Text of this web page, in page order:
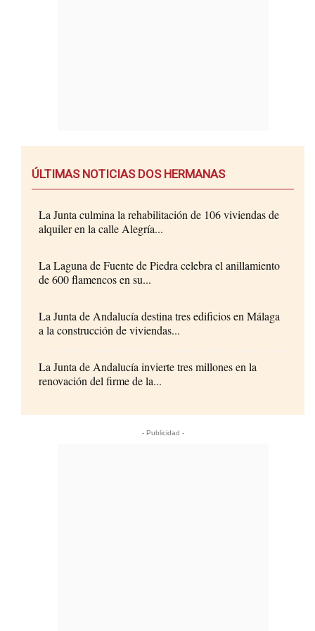
ÚLTIMAS NOTICIAS DOS HERMANAS
La Junta culmina la rehabilitación de 106 viviendas de
alquiler en la calle Alegría...
La Laguna de Fuente de Piedra celebra el anillamiento
de 600 flamencos en su...
La Junta de Andalucía destina tres edificios en Málaga
a la construcción de viviendas...
La Junta de Andalucía invierte tres millones en la
renovación del firme de la...
- Publicidad -